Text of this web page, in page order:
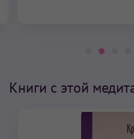
Книги с этой